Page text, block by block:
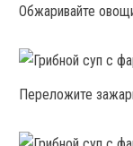
Обжаривайте
Переложите